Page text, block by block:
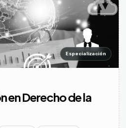
Especialización
en Derecho de la